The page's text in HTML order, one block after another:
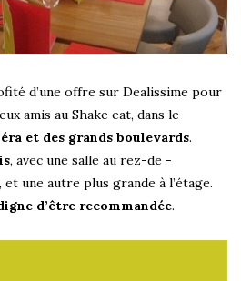
d’une offre sur Dealissime pour
amis au Shake eat, dans le
et des grands boulevards.
, avec une salle au rez-de -
une autre plus grande à l’étage.
d’être recommandée.